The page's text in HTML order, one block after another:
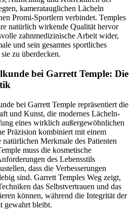
kameratauglichen Lächeln
Promi-Sportlern verbindet. Temples
natürlich wirkende Qualität hervor
zahnmedizinische Arbeit wider,
und sein gesamtes sportliches
zu überdecken.
bei Garrett Temple: Die
bei Garrett Temple repräsentiert die
und Kunst, die modernes Lächeln-
eines wirklich außergewöhnlichen
Präzision kombiniert mit einem
natürlichen Merkmale des Patienten
muss die kosmetische
des Lebensstils
dass die Verbesserungen
sind. Garrett Temples Weg zeigt,
das Selbstvertrauen und das
können, während die Integrität der
gewahrt bleibt.